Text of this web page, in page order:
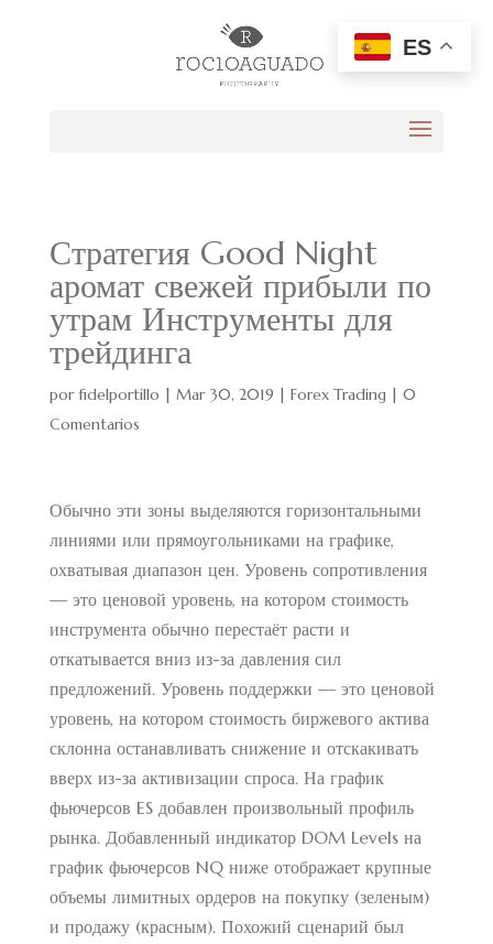
Стратегия Good Night
аромат свежей прибыли по
утрам Инструменты для
трейдинга
porfidelportillo | Mar 30, 2019 | Forex Trading| 0
Comentarios
Обычно эти зоны выделяются горизонтальными
линиями или прямоугольниками на графике,
охватывая диапазон цен. Уровень сопротивления
— это ценовой уровень, на котором стоимость
инструмента обычно перестаёт расти и
откатывается вниз из-за давления сил
предложений. Уровень поддержки — это ценовой
уровень, на котором стоимость биржевого актива
склонна останавливать снижение и отскакивать
вверх из-за активизации спроса. На график
фьючерсов ES добавлен произвольный профиль
рынка. Добавленный индикатор DOM Levels на
график фьючерсов NQ ниже отображает крупные
объемы лимитных ордеров на покупку (зеленым)
и продажу (красным). Похожий сценарий был
ES